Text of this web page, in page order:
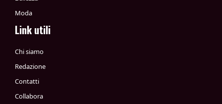
Moda
Link utili
Chi siamo
Redazione
Contatti
Collabora